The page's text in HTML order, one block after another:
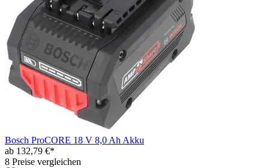
Bosch ProCORE 18 V 8,0 Ah Akku
ab 132,79 €*
8 Preise vergleichen